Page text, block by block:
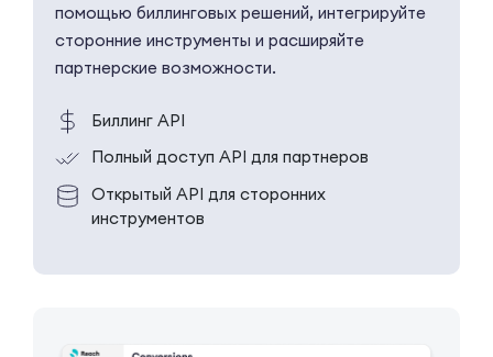
помощью биллинговых решений, интегрируйте
сторонние инструменты и расширяйте
партнерские возможности.
Биллинг API
Полный доступ API для партнеров
Открытый API для сторонних
инструментов